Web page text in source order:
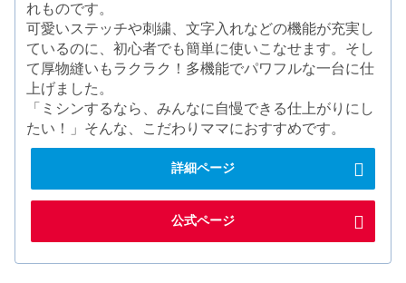
れものです。
可愛いステッチや刺繍、文字入れなどの機能が充実し
ているのに、初心者でも簡単に使いこなせます。そし
て厚物縫いもラクラク！多機能でパワフルな一台に仕
上げました。
「ミシンするなら、みんなに自慢できる仕上がりにし
たい！」そんな、こだわりママにおすすめです。
詳細ページ
公式ページ